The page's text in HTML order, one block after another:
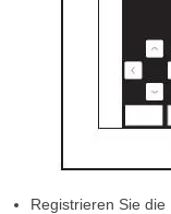
Registrieren Sie